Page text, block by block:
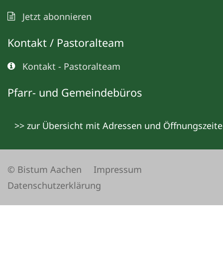
Jetzt abonnieren
Kontakt / Pastoralteam
Kontakt - Pastoralteam
Pfarr- und Gemeindebüros
>> zur Übersicht mit Adressen und
© Bistum Aachen
Impressum
Datenschutzerklärung